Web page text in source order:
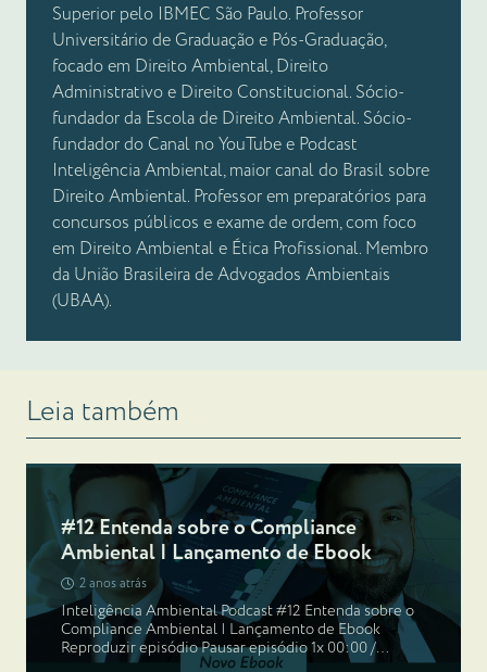
Superior pelo IBMEC São Paulo. Professor
Universitário de Graduação e Pós-Graduação,
focado em Direito Ambiental, Direito
Administrativo e Direito Constitucional. Sócio-
fundador da Escola de Direito Ambiental. Sócio-
fundador do Canal no YouTube e Podcast
Inteligência Ambiental, maior canal do Brasil sobre
Direito Ambiental. Professor em preparatórios para
concursos públicos e exame de ordem, com foco
em Direito Ambiental e Ética Profissional. Membro
da União Brasileira de Advogados Ambientais
(UBAA).
Leia também
#12 Entenda sobre o Compliance
Ambiental | Lançamento de Ebook
2 anos atrás
Inteligência Ambiental Podcast #12 Entenda sobre o
Compliance Ambiental | Lançamento de Ebook
Reproduzir episódio Pausar episódio 1x 00:00 /…